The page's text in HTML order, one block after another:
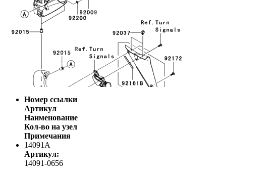
Номер ссылки
Артикул
Наименование
Кол-во на узел
Примечания
14091A
Артикул:
14091-0656